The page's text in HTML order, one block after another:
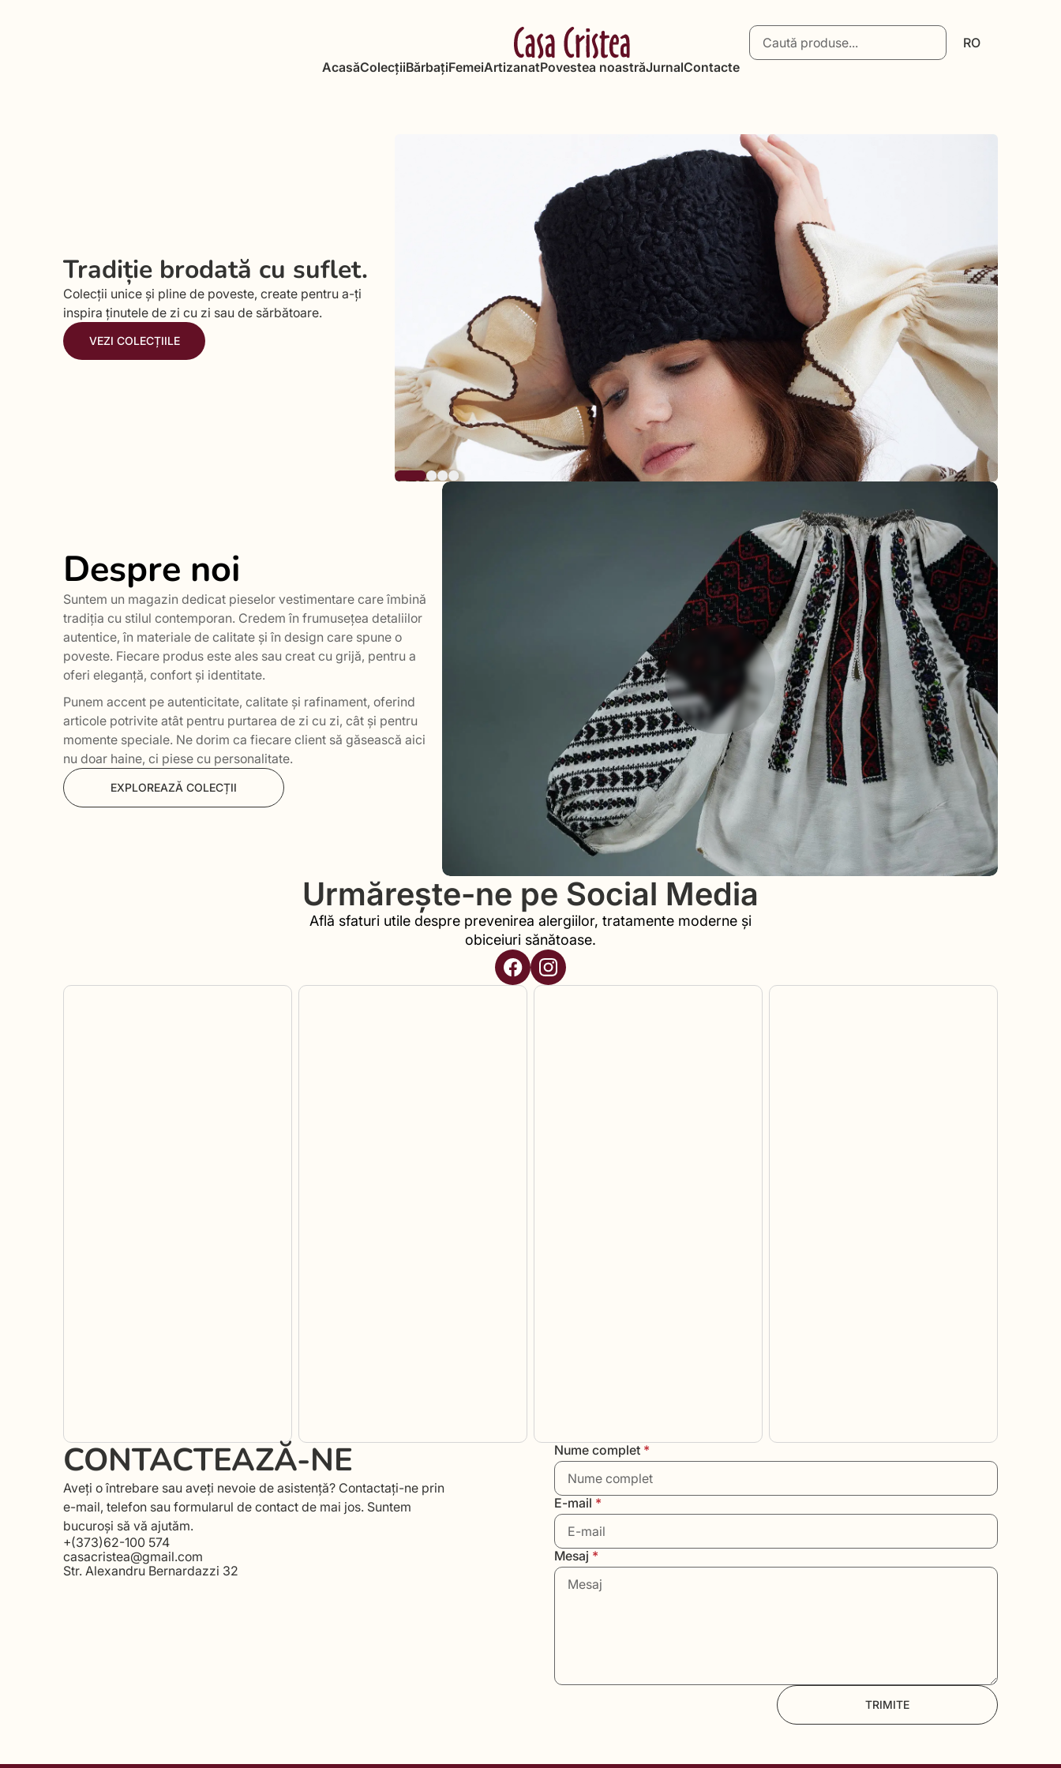
RO
AcasăColecțiiBărbațiFemeiArtizanatPovestea noastrăJurnalContacte
Tradiție brodată cu suflet.
Colecții unice și pline de poveste, create pentru a-ți
inspira ținutele de zi cu zi sau de sărbătoare.
VEZI COLECȚIILE
Despre noi
Suntem un magazin dedicat pieselor vestimentare care îmbină
tradiția cu stilul contemporan. Credem în frumusețea detaliilor
autentice, în materiale de calitate și în design care spune o
poveste. Fiecare produs este ales sau creat cu grijă, pentru a
oferi eleganță, confort și identitate.
Punem accent pe autenticitate, calitate și rafinament, oferind
articole potrivite atât pentru purtarea de zi cu zi, cât și pentru
momente speciale. Ne dorim ca fiecare client să găsească aici
nu doar haine, ci piese cu personalitate.
EXPLOREAZĂ COLECȚII
Urmărește-ne pe Social Media
Află sfaturi utile despre prevenirea alergiilor, tratamente moderne și
obiceiuri sănătoase.
CONTACTEAZĂ-NE
Aveți o întrebare sau aveți nevoie de asistență? Contactați-ne prin
e-mail, telefon sau formularul de contact de mai jos. Suntem
bucuroși să vă ajutăm.
+(373)62-100 574
casacristea@gmail.com
Str. Alexandru Bernardazzi 32
Nume complet *
E-mail *
Mesaj *
TRIMITE